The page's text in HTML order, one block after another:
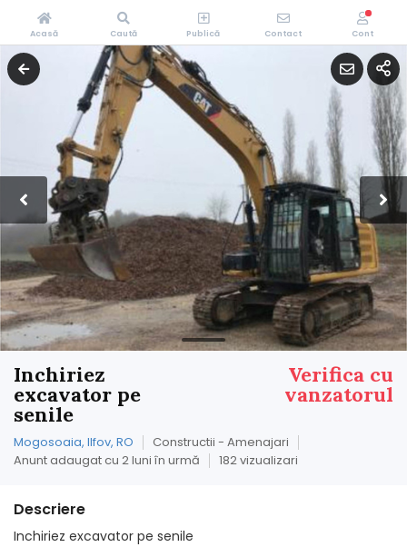
Verifica cu
vanzatorul
Inchiriez
excavator pe
senile
Mogosoaia, Ilfov, RO
Constructii - Amenajari
Anunt adaugat cu 2 luni în urmă
182 vizualizari
Descriere
Inchiriez excavator pe senile
Acasă Caută Publică Contact Cont